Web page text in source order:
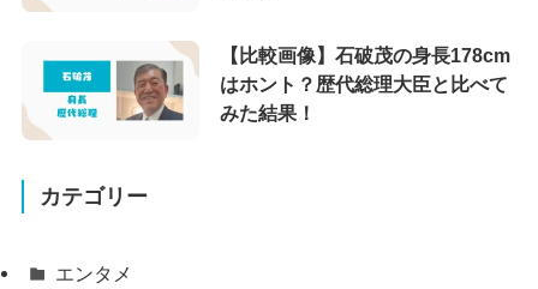
【比較画像】石破茂の身長178cm
はホント？歴代総理大臣と比べて
みた結果！
カテゴリー
エンタメ